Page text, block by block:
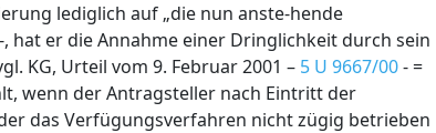
lediglich auf „die nun anste-hende
hat er die Annahme einer Dringlichkeit durch sein
KG, Urteil vom 9. Februar 2001 – 5 U 9667/00- =
wenn der Antragsteller nach Eintritt der
das Verfügungsverfahren nicht zügig betrieben